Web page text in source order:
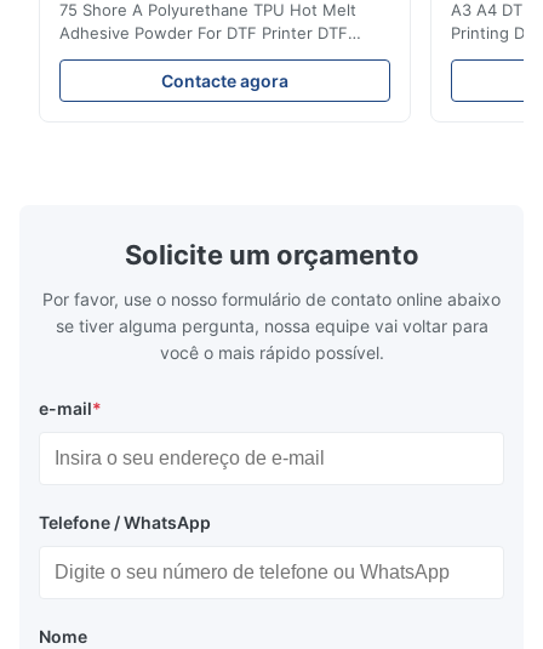
review.75 Shore A Polyurethane TPU Hot Melt
Adhesive Powder For DTF Printer DTF
Powder Technical Parameters Bonding
Parameters ( reference only) Temperature
110-130℃ Press 0.5-1.5 kg/cm2 Time 8-20
Contacte agora
A3 A4 DTF
Printing
application
pattern
Solicite um orçamento
Por favor, use o nosso formulário de contato online abaixo
se tiver alguma pergunta, nossa equipe vai voltar para
você o mais rápido possível.
e-mail*
Telefone / WhatsApp
Nome